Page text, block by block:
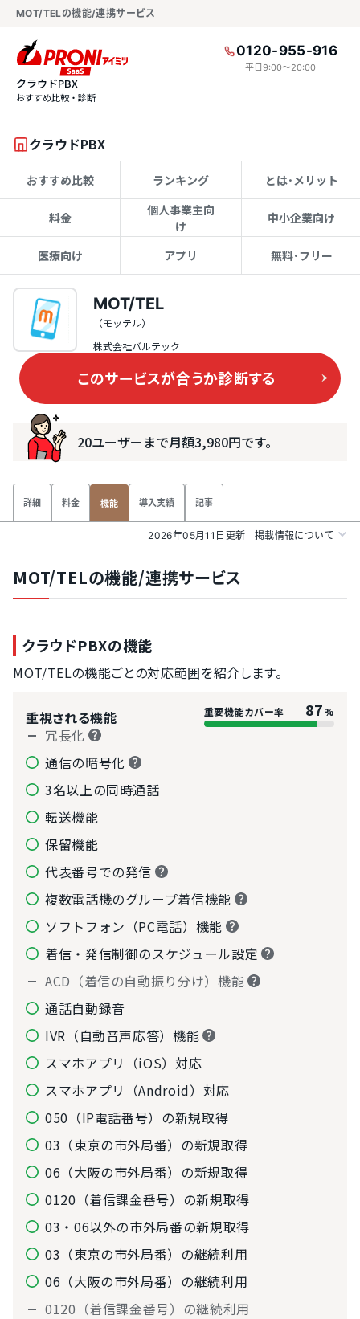
MOT/TELの機能/連携サービス
0120-955-916
平日9:00〜20:00
クラウドPBX
おすすめ比較・診断
クラウドPBX
おすすめ比較 ランキング とは･メリット
料金
個人事業主向
け
中小企業向け
医療向け アプリ 無料･フリー
MOT/TEL
（モッテル）
株式会社バルテック
このサービスが合うか診断する
20ユーザーまで月額3,980円です。
詳細 料金 機能 導入実績 記事
2026年05月11日更新 掲載情報について
MOT/TELの機能/連携サービス
クラウドPBXの機能
MOT/TELの機能ごとの対応範囲を紹介します。
重視される機能 重要機能カバー率 87%
冗長化
通信の暗号化
3名以上の同時通話
転送機能
保留機能
代表番号での発信
複数電話機のグループ着信機能
ソフトフォン（PC電話）機能
着信・発信制御のスケジュール設定
ACD（着信の自動振り分け）機能
通話自動録音
IVR（自動音声応答）機能
スマホアプリ（iOS）対応
スマホアプリ（Android）対応
050（IP電話番号）の新規取得
03（東京の市外局番）の新規取得
06（大阪の市外局番）の新規取得
0120（着信課金番号）の新規取得
03・06以外の市外局番の新規取得
03（東京の市外局番）の継続利用
06（大阪の市外局番）の継続利用
0120（着信課金番号）の継続利用